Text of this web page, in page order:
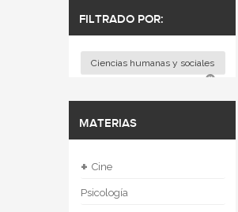
FILTRADO POR:
Ciencias humanas y sociales
MATERIAS
+ Cine
Psicología